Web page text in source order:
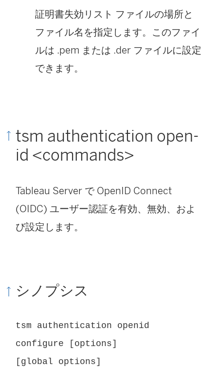
証明書失効リスト ファイルの場所と
ファイル名を指定します。このファイ
ルは .pem または .der ファイルに設定
できます。
tsm authentication open-
id <commands>
Tableau Server で OpenID Connect
(OIDC) ユーザー認証を有効、無効、およ
び設定します。
シノプシス
tsm authentication openid
configure [options]
[global options]